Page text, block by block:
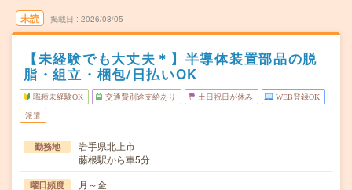
未読 掲載日 2026/08/05
【未経験でも大丈夫＊】半導体装置部品の脱
脂・組立・梱包/日払いOK
職種未経験OK 交通費別途支給あり 土日祝日が休み WEB登録OK
派遣
勤務地
岩手県北上市
藤根駅から車5分
曜日頻度 月～金